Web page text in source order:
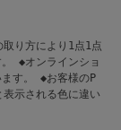
り方により1点1点
◆オンラインショ
ます。 ◆お客様のP
示される色に違い